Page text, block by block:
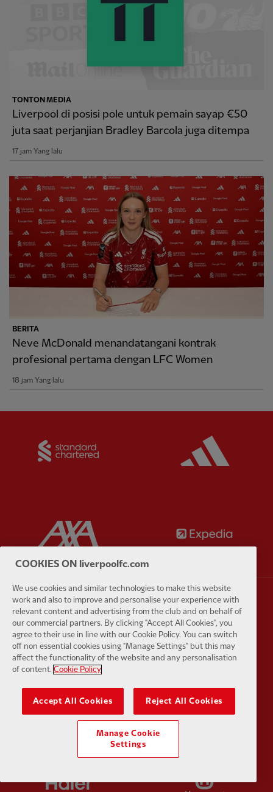
TONTON MEDIA
Liverpool di posisi pole untuk pemain sayap €50
juta saat perjanjian Bradley Barcola juga ditempa
17 jam Yang lalu
BERITA
Neve McDonald menandatangani kontrak
profesional pertama dengan LFC Women
18 jam Yang lalu
Standard Chartered
Partner:EA Sports Partner:
Partner: Extreme Partner:
COOKIES ON liverpoolfc.com
We use cookies and similar technologies to make this website
work and also to improve and personalise your experience with
relevant content and advertising from the club and on behalf of
our commercial partners. By clicking "Accept All Cookies", you
agree to their use in line with our Cookie Policy. You can switch
off non essential cookies using "Manage Settings" but this may
affect the functionality of the website and any personalisation
of content. Cookie Policy
Accept All Cookies Reject All Cookies
Manage Cookie
Settings